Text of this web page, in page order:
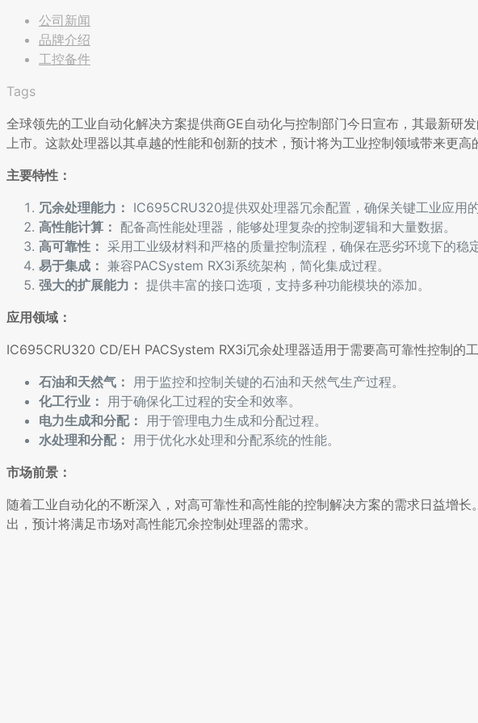
公司新闻
品牌介绍
工控备件
Tags
全球领先的工业自动化解决方案提供商GE自动化与控制部门今日宣布，其最新
上市。这款处理器以其卓越的性能和创新的技术，预计将为工业控制领域带来更高
主要特性：
冗余处理能力： IC695CRU320提供双处理器冗余配置，确保关键工业应用的
高性能计算： 配备高性能处理器，能够处理复杂的控制逻辑和大量数据。
高可靠性： 采用工业级材料和严格的质量控制流程，确保在恶劣环境下的稳
易于集成： 兼容PACSystem RX3i系统架构，简化集成过程。
强大的扩展能力： 提供丰富的接口选项，支持多种功能模块的添加。
应用领域：
IC695CRU320 CD/EH PACSystem RX3i冗余处理器适用于需要高可靠性控制的
石油和天然气：
用于监控和控制关键的石油和天然气生产过程。
化工行业：
用于确保化工过程的安全和效率。
电力生成和分配：
用于管理电力生成和分配过程。
水处理和分配：
用于优化水处理和分配系统的性能。
市场前景：
随着工业自动化的不断深入，对高可靠性和高性能的控制解决方案的需求日益增
出，预计将满足市场对高性能冗余控制处理器的需求。